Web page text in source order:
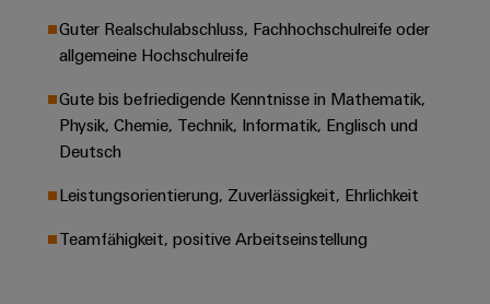
Gas
Sicherer
Betrieb
mit
vernetzten
Lösungen
die
Photovoltaik
Automation
IoT
Industrial
Service
Systeme
Ethernet
Touch-
Engineering-
PSIRT
Digitale
Bestellmöglichkeiten
OCI-
Solution
Partner
Solution
Partner
Systemintegratoren
Guter Realschulabschluss, Fachhochschulreife oder
allgemeine Hochschulreife
Gute bis befriedigende Kenntnisse in Mathematik,
Physik, Chemie, Technik, Informatik, Englisch und
Deutsch
Leistungsorientierung, Zuverlässigkeit, Ehrlichkeit
Teamfähigkeit, positive Arbeitseinstellung